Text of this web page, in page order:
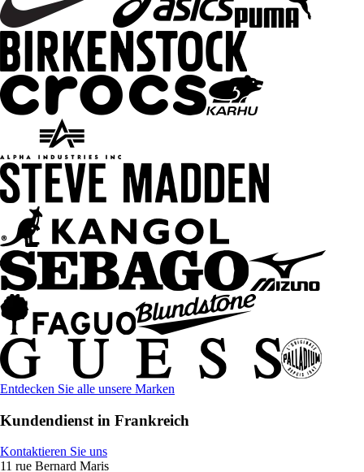
Entdecken Sie alle unsere Marken
Kundendienst in Frankreich
Kontaktieren Sie uns
11 rue Bernard Maris